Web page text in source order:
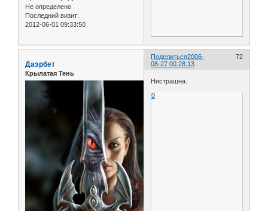
Не определено
Последний визит:
2012-06-01 09:33:50
Поделиться 72
2006-
08-27 00:28:13
Даэрбет
Крылатая Тень
Нистрашна.
0